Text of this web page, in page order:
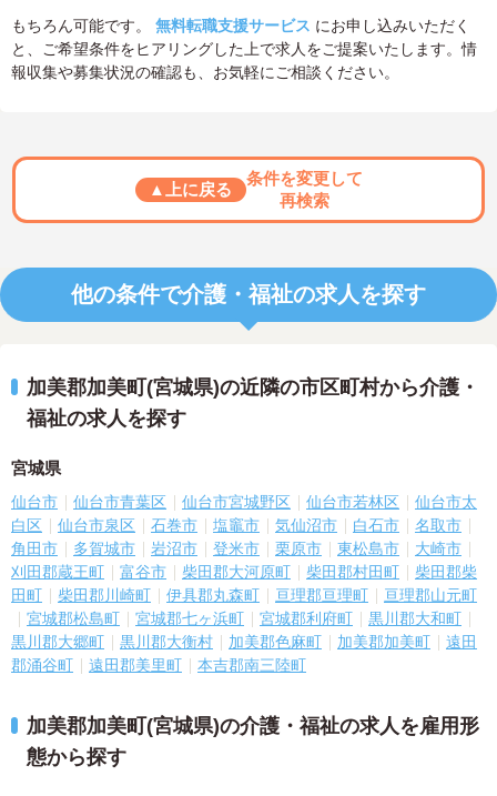
もちろん可能です。 無料転職支援サービス にお申し込みいただく
と、ご希望条件をヒアリングした上で求人をご提案いたします。情
報収集や募集状況の確認も、お気軽にご相談ください。
▲上に戻る
条件を変更して
再検索
他の条件で介護・福祉の求人を探す
加美郡加美町(宮城県)の近隣の市区町村から介護・
福祉の求人を探す
宮城県
仙台市 仙台市青葉区 仙台市宮城野区 仙台市若林区
仙台市太
白区
仙台市泉区 石巻市 塩竈市 気仙沼市 白石市
名取市
角田市
多賀城市 岩沼市 登米市 栗原市 東松島市
大崎市
刈田郡蔵王町
富谷市 柴田郡大河原町 柴田郡村田町
柴田郡柴
田町
柴田郡川崎町 伊具郡丸森町 亘理郡亘理町
亘理郡山元町
宮城郡松島町
宮城郡七ヶ浜町 宮城郡利府町
黒川郡大和町
黒川郡大郷町
黒川郡大衡村 加美郡色麻町 加美郡加美町
遠田
郡涌谷町
遠田郡美里町 本吉郡南三陸町
加美郡加美町(宮城県)の介護・福祉の求人を雇用形
態から探す